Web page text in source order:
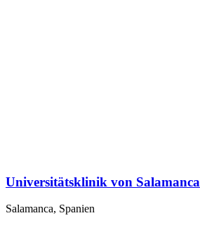
Universitätsklinik von Salamanca
Salamanca, Spanien